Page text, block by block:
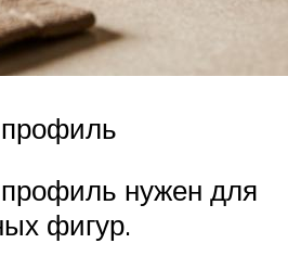
нужен для
фигур.